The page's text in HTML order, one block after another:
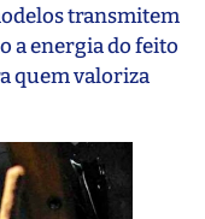
transmitem
a energia do feito
quem valoriza